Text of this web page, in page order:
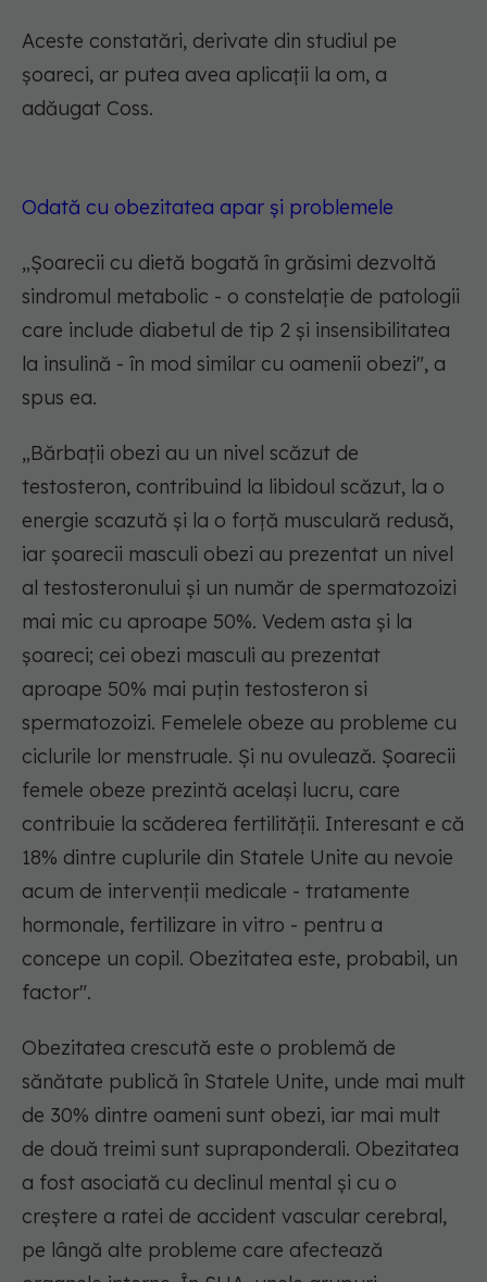
Aceste constatări, derivate din studiul pe
șoareci, ar putea avea aplicații la om, a
adăugat Coss.
Odată cu obezitatea apar și problemele
„Șoarecii cu dietă bogată în grăsimi dezvoltă
sindromul metabolic - o constelație de patologii
care include diabetul de tip 2 și insensibilitatea
la insulină - în mod similar cu oamenii obezi", a
spus ea.
„Bărbații obezi au un nivel scăzut de
testosteron, contribuind la libidoul scăzut, la o
energie scazută și la o forță musculară redusă,
iar șoarecii masculi obezi au prezentat un nivel
al testosteronului și un număr de spermatozoizi
mai mic cu aproape 50%. Vedem asta și la
șoareci; cei obezi masculi au prezentat
aproape 50% mai puțin testosteron si
spermatozoizi. Femelele obeze au probleme cu
ciclurile lor menstruale. Și nu ovulează. Șoarecii
femele obeze prezintă același lucru, care
contribuie la scăderea fertilității. Interesant e că
18% dintre cuplurile din Statele Unite au nevoie
acum de intervenții medicale - tratamente
hormonale, fertilizare in vitro - pentru a
concepe un copil. Obezitatea este, probabil, un
factor".
Obezitatea crescută este o problemă de
sănătate publică în Statele Unite, unde mai mult
de 30% dintre oameni sunt obezi, iar mai mult
de două treimi sunt supraponderali. Obezitatea
a fost asociată cu declinul mental și cu o
creștere a ratei de accident vascular cerebral,
pe lângă alte probleme care afectează